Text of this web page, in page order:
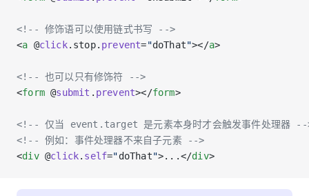
<!-- 修饰语可以使用链式书写 -->
<a @click.stop. prevent="doThat"></a>
<!-- 也可以只有修饰符 -->
<form @submit . prevent></form>
<!-- 仅当 event.target 是元素本身时才会触发事件处理器 --
<!-- 例如：事件处理器不来自子元素 -->
<div @click. self="doThat">...</div>